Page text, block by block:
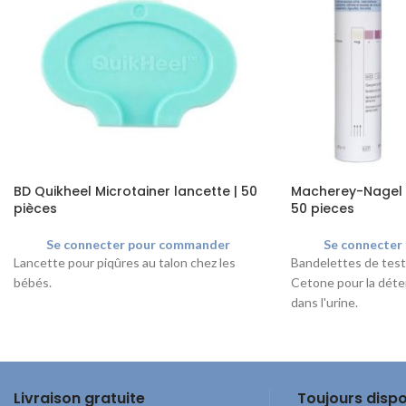
BD Quikheel Microtainer lancette | 50
pièces
Se connecter pour commander
Lancette pour piqûres au talon chez les
bébés.
Macherey-
50 pieces
Se
Bandelettes de
Cetone pour la
dans l'urine.
Livraison gratuite Toujours